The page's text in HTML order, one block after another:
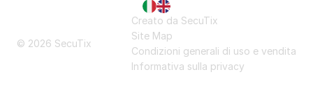
pagina
Lingua
attuale
© 2026 SecuTix
Creato da SecuTix
Site Map
Condizioni generali di uso e vendita
Informativa sulla privacy